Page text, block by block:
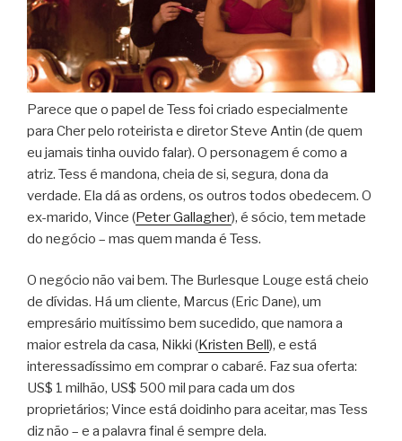
Parece que o papel de Tess foi criado especialmente
para Cher pelo roteirista e diretor Steve Antin (de quem
eu jamais tinha ouvido falar). O personagem é como a
atriz. Tess é mandona, cheia de si, segura, dona da
verdade. Ela dá as ordens, os outros todos obedecem. O
ex-marido, Vince (Peter Gallagher), é sócio, tem metade
do negócio – mas quem manda é Tess.
O negócio não vai bem. The Burlesque Louge está cheio
de dívidas. Há um cliente, Marcus (Eric Dane), um
empresário muitíssimo bem sucedido, que namora a
maior estrela da casa, Nikki (Kristen Bell ), e está
interessadíssimo em comprar o cabaré. Faz sua oferta:
US$ 1 milhão, US$ 500 mil para cada um dos
proprietários; Vince está doidinho para aceitar, mas Tess
diz não – e a palavra final é sempre dela.